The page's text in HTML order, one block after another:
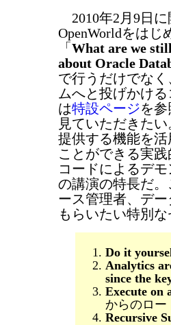
2010年2月9日に
OpenWorldをは
「 What are we
about Oracle
で行うだけでな
ムへと投げかけ
は特設ページを
見ていただきたい
提供する機能を
ことができる実
コードによるデ
の講演の特長だ
ース管理者、デ
もらいたい特別な
Do it
Analytics
since the
Execute on
からのロー
Recursive